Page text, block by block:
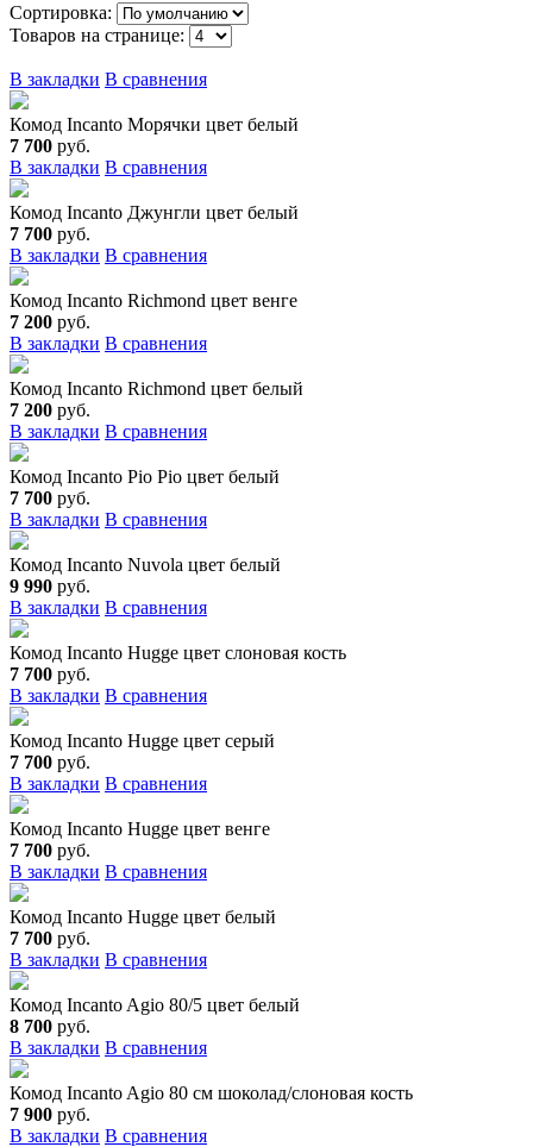
Сортировка:
Товаров на странице:
В закладки В сравнения
Комод Incanto Морячки цвет белый
7 700 руб.
В закладки В сравнения
Комод Incanto Джунгли цвет белый
7 700 руб.
В закладки В сравнения
Комод Incanto Richmond цвет венге
7 200 руб.
В закладки В сравнения
Комод Incanto Richmond цвет белый
7 200 руб.
В закладки В сравнения
Комод Incanto Pio Pio цвет белый
7 700 руб.
В закладки В сравнения
Комод Incanto Nuvola цвет белый
9 990 руб.
В закладки В сравнения
Комод Incanto Hugge цвет слоновая кость
7 700 руб.
В закладки В сравнения
Комод Incanto Hugge цвет серый
7 700 руб.
В закладки В сравнения
Комод Incanto Hugge цвет венге
7 700 руб.
В закладки В сравнения
Комод Incanto Hugge цвет белый
7 700 руб.
В закладки В сравнения
Комод Incanto Agio 80/5 цвет белый
8 700 руб.
В закладки В сравнения
Комод Incanto Agio 80 см шоколад/слоновая кость
7 900 руб.
В закладки В сравнения